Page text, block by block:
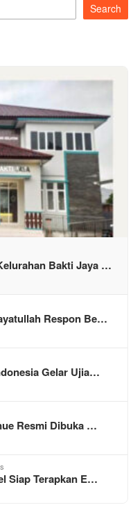
Search
Bakti Jaya …
Respon Be…
Gelar Ujia…
Resmi Dibuka …
Siap Terapkan E…